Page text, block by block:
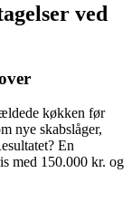
ved
køkken før
nye skabslåger,
En
med 150.000 kr. og